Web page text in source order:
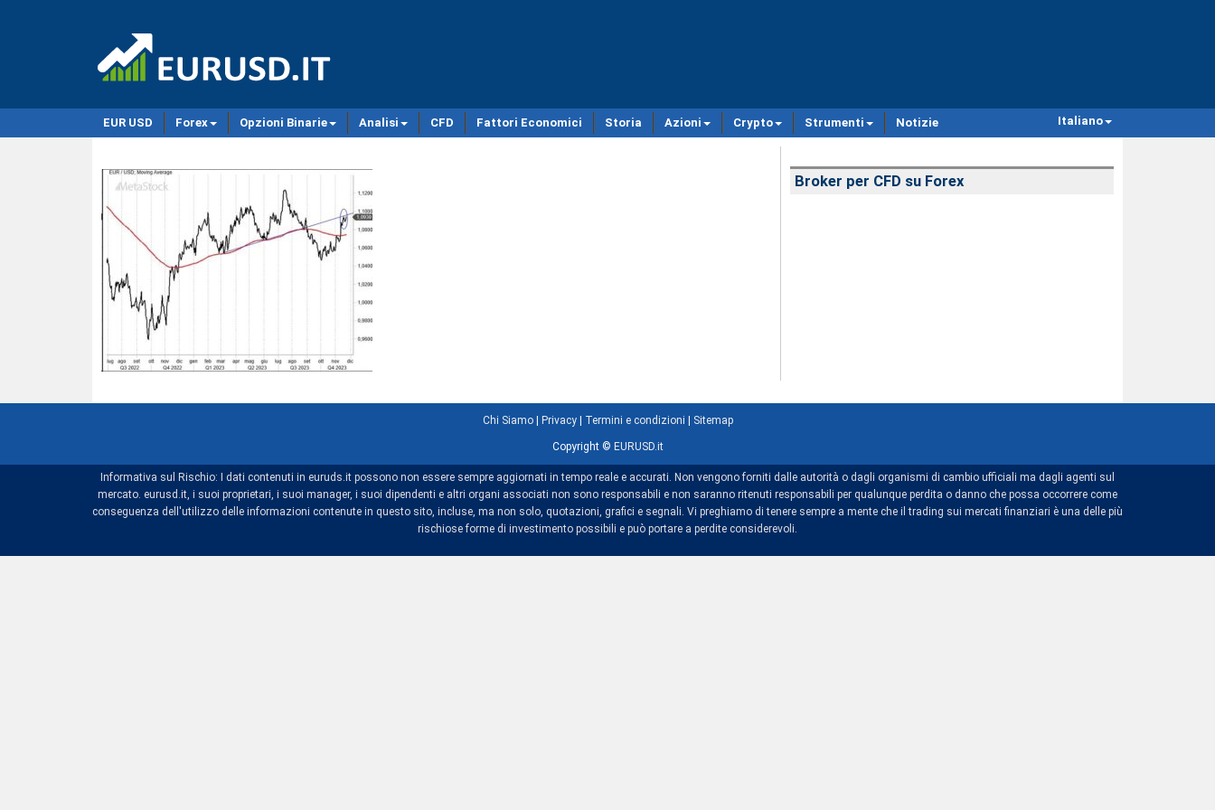
EUR USD Forex Opzioni Binarie Analisi CFD Fattori Economici Storia Azioni Crypto Strumenti Notizie Italiano
Broker per CFD su Forex
Chi Siamo| Privacy| Termini e condizioni Sitemap
Copyright © EURUSD.it
Informativa sul Rischio: I dati contenuti in euruds.it possono non essere sempre aggiornati in tempo reale e accurati. Non vengono forniti dalle autorità o dagli organismi di cambio ufficiali ma dagli agenti sul
mercato. eurusd.it, i suoi proprietari, i suoi manager, i suoi dipendenti e altri organi associati non sono responsabili e non saranno ritenuti responsabili per qualunque perdita o danno che possa occorrere come
conseguenza dell'utilizzo delle informazioni contenute in questo sito, incluse, ma non solo, quotazioni, grafici e segnali. Vi preghiamo di tenere sempre a mente che il trading sui mercati finanziari è una delle più
rischiose forme di investimento possibili e può portare a perdite considerevoli.